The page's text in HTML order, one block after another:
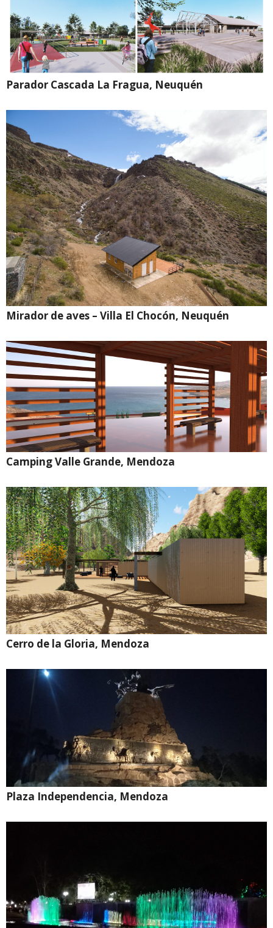
Parador Cascada La Fragua, Neuquén
Mirador de aves – Villa El Chocón, Neuquén
Camping Valle Grande, Mendoza
Cerro de la Gloria, Mendoza
Plaza Independencia, Mendoza